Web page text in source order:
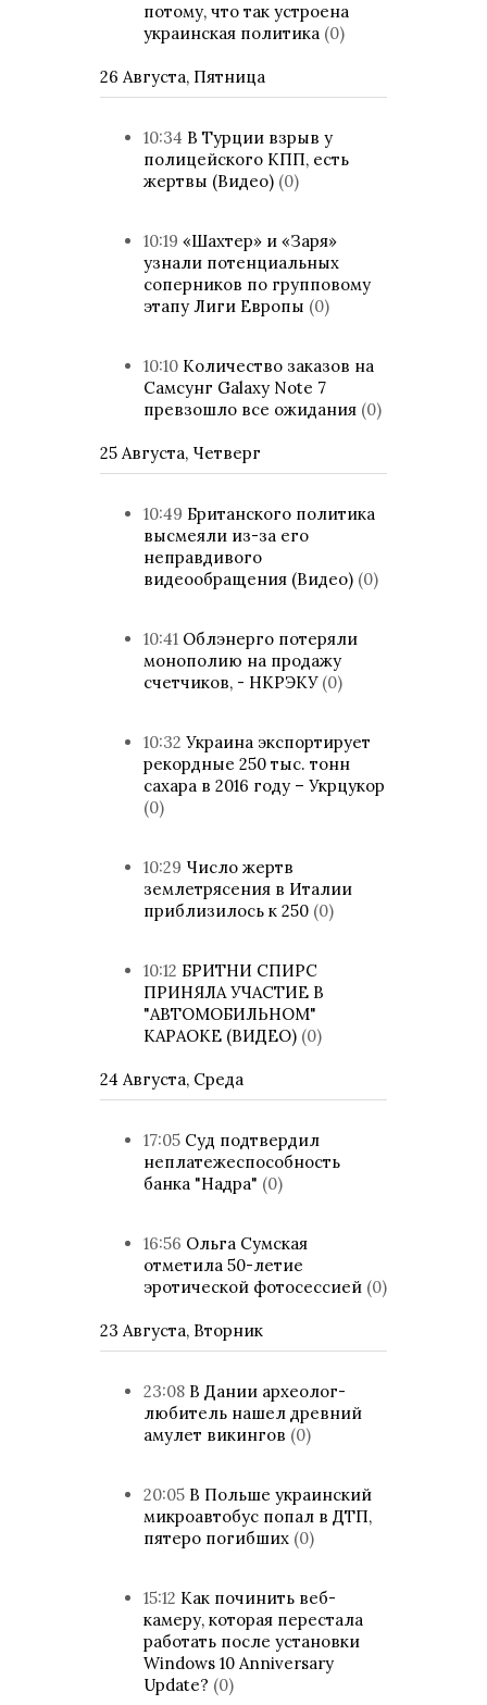
потому, что так устроена
украинская политика (0)
26 Августа, Пятница
10:34 В Турции взрыв у
полицейского КПП, есть
жертвы (Видео) (0)
10:19 «Шахтер» и «Заря»
узнали потенциальных
соперников по групповому
этапу Лиги Европы (0)
10:10 Количество заказов на
Самсунг Galaxy Note 7
превзошло все ожидания (0)
25 Августа, Четверг
10:49 Британского политика
высмеяли из-за его
неправдивого
видеообращения (Видео) (0)
10:41 Облэнерго потеряли
монополию на продажу
счетчиков, - НКРЭКУ (0)
10:32 Украина экспортирует
рекордные 250 тыс. тонн
сахара в 2016 году – Укрцукор
(0)
10:29 Число жертв
землетрясения в Италии
приблизилось к 250 (0)
10:12 БРИТНИ СПИРС
ПРИНЯЛА УЧАСТИЕ В
"АВТОМОБИЛЬНОМ"
КАРАОКЕ (ВИДЕО) (0)
24 Августа, Среда
17:05 Суд подтвердил
неплатежеспособность
банка "Надра" (0)
16:56 Ольга Сумская
отметила 50-летие
эротической фотосессией (0)
23 Августа, Вторник
23:08 В Дании археолог-
любитель нашел древний
амулет викингов (0)
20:05 В Польше украинский
микроавтобус попал в ДТП,
пятеро погибших (0)
15:12 Как починить веб-
камеру, которая перестала
работать после установки
Windows 10 Anniversary
Update? (0)